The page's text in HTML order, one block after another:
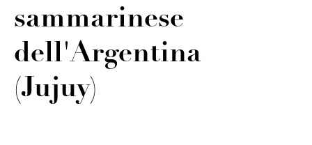
sammarinese
dell'Argentina
(Jujuy)